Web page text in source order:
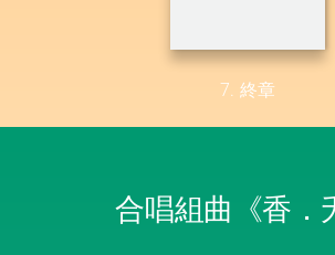
7. 終章
合唱組曲《香．